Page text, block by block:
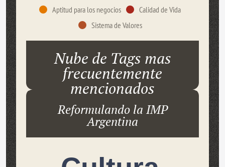
Aptitud para los negocios
Calidad de Vida
Sistema de Valores
Nube de Tags mas
frecuentemente
mencionados
Reformulando la IMP
Argentina